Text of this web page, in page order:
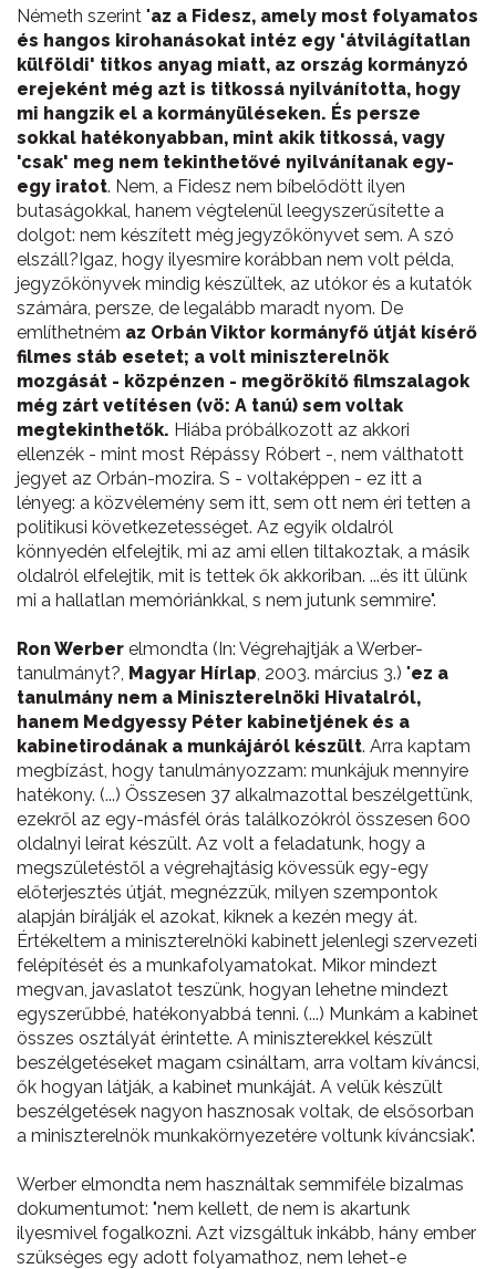
Németh szerint "az a Fidesz, amely most folyamatos
és hangos kirohanásokat intéz egy 'átvilágítatlan
külföldi' titkos anyag miatt, az ország kormányzó
erejeként még azt is titkossá nyilvánította, hogy
mi hangzik el a kormányüléseken. És persze
sokkal hatékonyabban, mint akik titkossá, vagy
'csak' meg nem tekinthetővé nyilvánítanak egy-
egy iratot. Nem, a Fidesz nem bíbelődött ilyen
butaságokkal, hanem végtelenül leegyszerűsítette a
dolgot: nem készített még jegyzőkönyvet sem. A szó
elszáll?Igaz, hogy ilyesmire korábban nem volt példa,
jegyzőkönyvek mindig készültek, az utókor és a kutatók
számára, persze, de legalább maradt nyom. De
említhetném az Orbán Viktor kormányfő útját kísérő
filmes stáb esetet; a volt miniszterelnök
mozgását - közpénzen - megörökítő filmszalagok
még zárt vetítésen (vö: A tanú) sem voltak
megtekinthetők. Hiába próbálkozott az akkori
ellenzék - mint most Répássy Róbert -, nem válthatott
jegyet az Orbán-mozira. S - voltaképpen - ez itt a
lényeg: a közvélemény sem itt, sem ott nem éri tetten a
politikusi következetességet. Az egyik oldalról
könnyedén elfelejtik, mi az ami ellen tiltakoztak, a másik
oldalról elfelejtik, mit is tettek ők akkoriban. ...és itt ülünk
mi a hallatlan memóriánkkal, s nem jutunk semmire".
Ron Werber elmondta (In: Végrehajtják a Werber-
tanulmányt?, Magyar Hírlap, 2003. március 3.) "ez a
tanulmány nem a Miniszterelnöki Hivatalról,
hanem Medgyessy Péter kabinetjének és a
kabinetirodának a munkájáról készült. Arra kaptam
megbízást, hogy tanulmányozzam: munkájuk mennyire
hatékony. (...) Összesen 37 alkalmazottal beszélgettünk,
ezekről az egy-másfél órás találkozókról összesen 600
oldalnyi leirat készült. Az volt a feladatunk, hogy a
megszületéstől a végrehajtásig kövessük egy-egy
előterjesztés útját, megnézzük, milyen szempontok
alapján bírálják el azokat, kiknek a kezén megy át.
Értékeltem a miniszterelnöki kabinett jelenlegi szervezeti
felépítését és a munkafolyamatokat. Mikor mindezt
megvan, javaslatot teszünk, hogyan lehetne mindezt
egyszerűbbé, hatékonyabbá tenni. (...) Munkám a kabinet
összes osztályát érintette. A miniszterekkel készült
beszélgetéseket magam csináltam, arra voltam kíváncsi,
ők hogyan látják, a kabinet munkáját. A velük készült
beszélgetések nagyon hasznosak voltak, de elsősorban
a miniszterelnök munkakörnyezetére voltunk kíváncsiak".
Werber elmondta nem használtak semmiféle bizalmas
dokumentumot: "nem kellett, de nem is akartunk
ilyesmivel fogalkozni. Azt vizsgáltuk inkább, hány ember
szükséges egy adott folyamathoz, nem lehet-e